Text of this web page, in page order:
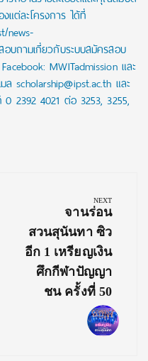
แต่ละโครงการ ได้ที่
news-
อบถามเกี่ยวกับระบบสมัครสอบ
MWITadmission และ
scholarship@ipst.ac.th และ
2392 4021 ต่อ 3253, 3255,
NEXT
Next
Post:
จานร่อน
สวนสุนันทา ซิว
อีก 1 เหรียญเงิน
ศึกกีฬาปัญญา
ชน ครั้งที่ 50